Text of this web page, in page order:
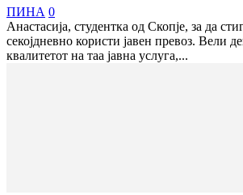
ПИНА 0
Анастасија, студентка од Скопје, за да
секојдневно користи јавен превоз. Вели
квалитетот на таа јавна услуга,...